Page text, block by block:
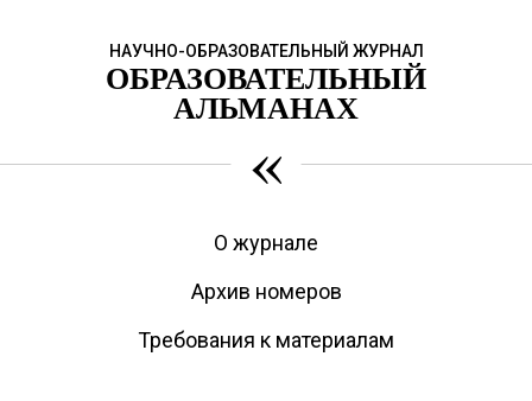
НАУЧНО-ОБРАЗОВАТЕЛЬНЫЙ ЖУРНАЛ
ОБРАЗОВАТЕЛЬНЫЙ
АЛЬМАНАХ
«
О журнале
Архив номеров
Требования к материалам